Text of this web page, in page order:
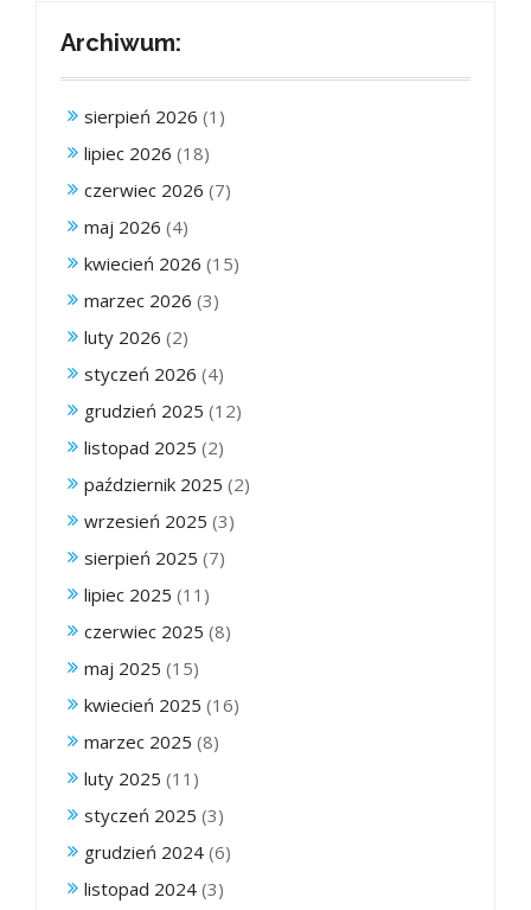
Archiwum:
sierpień 2026 (1)
lipiec 2026 (18)
czerwiec 2026 (7)
maj 2026 (4)
kwiecień 2026 (15)
marzec 2026 (3)
luty 2026 (2)
styczeń 2026 (4)
grudzień 2025 (12)
listopad 2025 (2)
październik 2025 (2)
wrzesień 2025 (3)
sierpień 2025 (7)
lipiec 2025 (11)
czerwiec 2025 (8)
maj 2025 (15)
kwiecień 2025 (16)
marzec 2025 (8)
luty 2025 (11)
styczeń 2025 (3)
grudzień 2024 (6)
listopad 2024 (3)